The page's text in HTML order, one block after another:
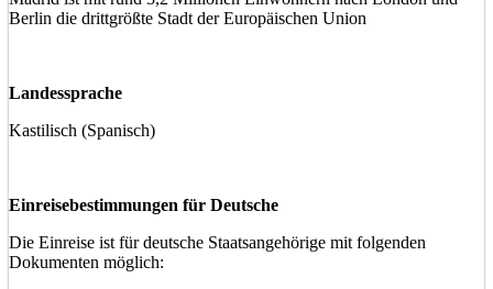
Berlin die drittgrößte Stadt der Europäischen Union
Landessprache
Kastilisch (Spanisch)
Einreisebestimmungen für Deutsche
Die Einreise ist für deutsche Staatsangehörige mit folgenden
Dokumenten möglich: